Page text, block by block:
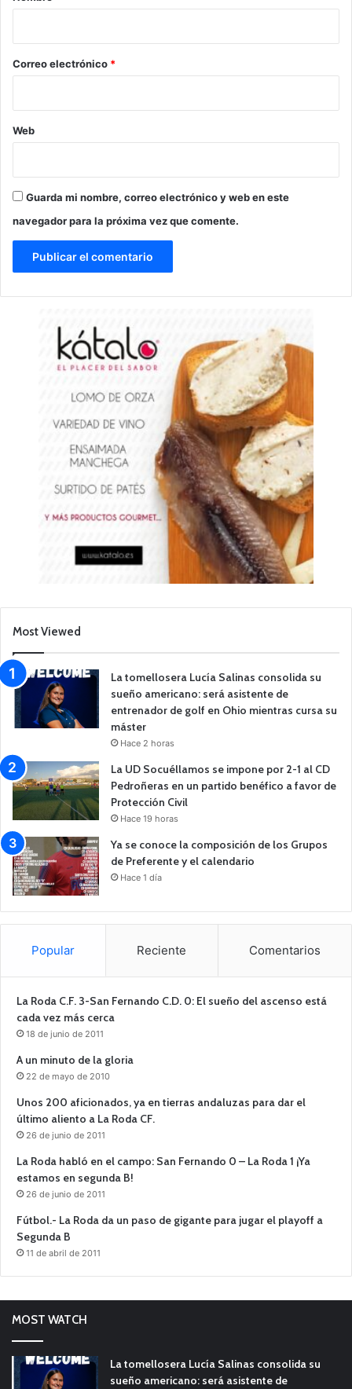
*
Correo electrónico *
Web
Guarda mi nombre, correo electrónico y web en este
navegador para la próxima vez que comente.
Most Viewed
La tomellosera Lucía Salinas consolida su
sueño americano: será asistente de
entrenador de golf en Ohio mientras cursa su
máster
Hace 2 horas
La UD Socuéllamos se impone por 2-1 al CD
Pedroñeras en un partido benéfico a favor de
Protección Civil
Hace 19 horas
Ya se conoce la composición de los Grupos
de Preferente y el calendario
Hace 1 día
Popular Reciente Comentarios
La Roda C.F. 3-San Fernando C.D. 0: El sueño del ascenso está
cada vez más cerca
18 de junio de 2011
A un minuto de la gloria
22 de mayo de 2010
Unos 200 aficionados, ya en tierras andaluzas para dar el
último aliento a La Roda CF.
26 de junio de 2011
La Roda habló en el campo: San Fernando 0 – La Roda 1 ¡Ya
estamos en segunda B!
26 de junio de 2011
Fútbol.- La Roda da un paso de gigante para jugar el playoff a
Segunda B
11 de abril de 2011
MOST WATCH
La tomellosera Lucía Salinas consolida su
sueño americano: será asistente de